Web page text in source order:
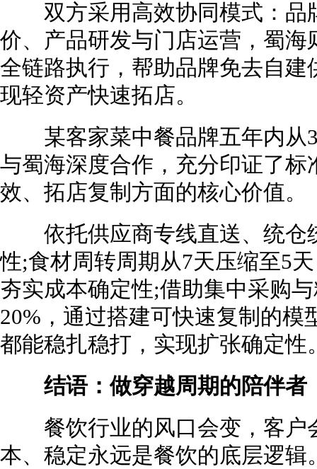
双方采用高效协同模式：品
价、产品研发与门店运营，蜀
全链路执行，帮助品牌免去自
现轻资产快速拓店。
某客家菜中餐品牌五年内从
与蜀海深度合作，充分印证了
效、拓店复制方面的核心价值。
依托供应商专线直送、统仓
性;食材周转周期从7天压缩至5
夯实成本确定性;借助集中采购
20%，通过搭建可快速复制的
都能稳扎稳打，实现扩张确定性
结语：做穿越周期的陪伴者
餐饮行业的风口会变，客户
本、稳定永远是餐饮的底层逻辑